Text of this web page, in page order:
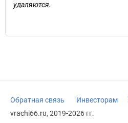
удаляются.
Обратная связь Инвесторам
vrachi66.ru, 2019-2026 гг.